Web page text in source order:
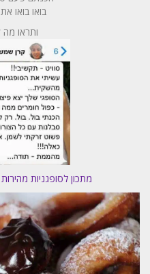
בואו בואו
ותראו
מתכון לסופגניות